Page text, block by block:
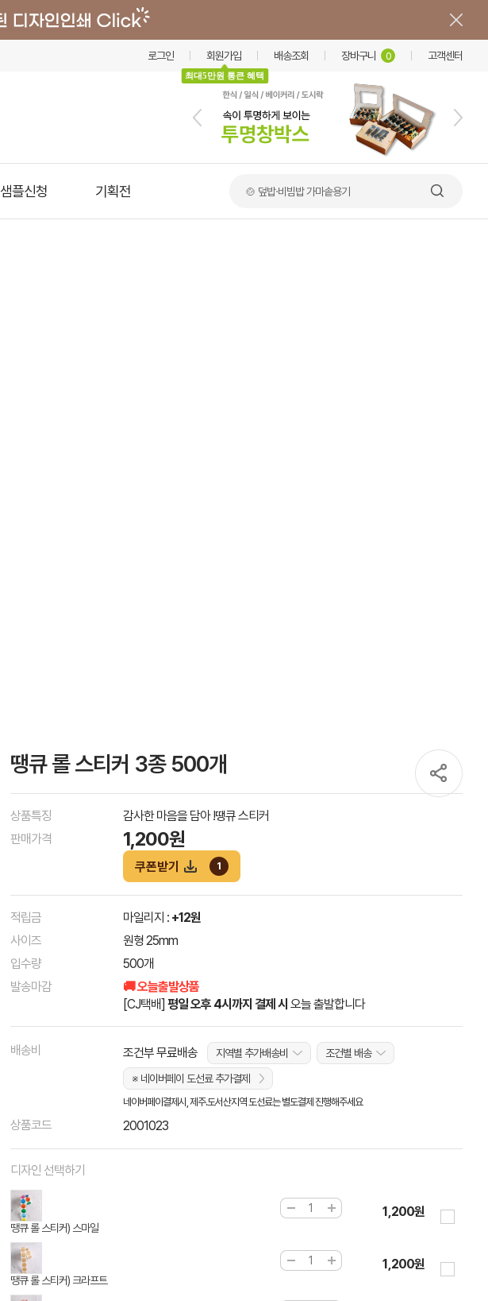
로그인 회원가입
최대5만원 통큰 혜택
배송조회 장바구니 0 고객센터
샘플신청 기획전 🍲 덮밥·비빔밥 가마솥용기
땡큐 롤 스티커 3종 500개
상품특징
감사한 마음을 담아 !땡큐 스티커
판매가격
1,200원
쿠폰받기 1
적립금 마일리지 : +12원
사이즈
원형 25mm
입수량
500개
발송마감
🚚 오늘출발상품
[CJ택배] 평일 오후 4시까지 결제 시 오늘 출발합니다
배송비 조건부 무료배송 지역별 추가배송비
조건별 배송
※ 네이버페이 도선료 추가결제
네이버페이결제시, 제주.도서산지역 도선료는 별도결제 진행해주세요
상품코드 2001023
디자인 선택하기
땡큐 롤 스티커) 스마일
1,200원
땡큐 롤 스티커) 크라프트
1,200원